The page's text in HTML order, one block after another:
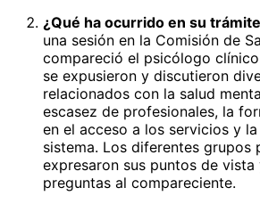
¿Qué ha ocurrido en su
una sesión en la Comisión de
compareció el psicólogo
se expusieron y discutieron
relacionados con la salud
escasez de profesionales, la
en el acceso a los servicios y
sistema. Los diferentes grupos
expresaron sus puntos de vista
preguntas al compareciente.